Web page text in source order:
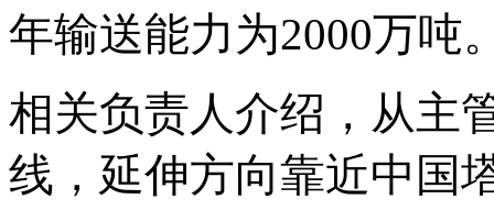
年输送能力为2000万吨
相关负责人介绍，从主
线，延伸方向靠近中国